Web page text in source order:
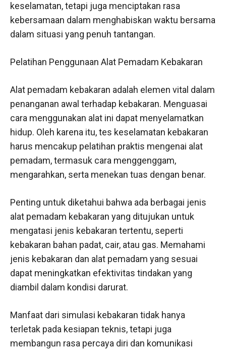
keselamatan, tetapi juga menciptakan rasa
kebersamaan dalam menghabiskan waktu bersama
dalam situasi yang penuh tantangan.
Pelatihan Penggunaan Alat Pemadam Kebakaran
Alat pemadam kebakaran adalah elemen vital dalam
penanganan awal terhadap kebakaran. Menguasai
cara menggunakan alat ini dapat menyelamatkan
hidup. Oleh karena itu, tes keselamatan kebakaran
harus mencakup pelatihan praktis mengenai alat
pemadam, termasuk cara menggenggam,
mengarahkan, serta menekan tuas dengan benar.
Penting untuk diketahui bahwa ada berbagai jenis
alat pemadam kebakaran yang ditujukan untuk
mengatasi jenis kebakaran tertentu, seperti
kebakaran bahan padat, cair, atau gas. Memahami
jenis kebakaran dan alat pemadam yang sesuai
dapat meningkatkan efektivitas tindakan yang
diambil dalam kondisi darurat.
Manfaat dari simulasi kebakaran tidak hanya
terletak pada kesiapan teknis, tetapi juga
membangun rasa percaya diri dan komunikasi